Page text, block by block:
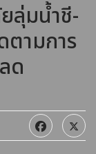
ลุ่มน้ำชี-
ามการ
ด